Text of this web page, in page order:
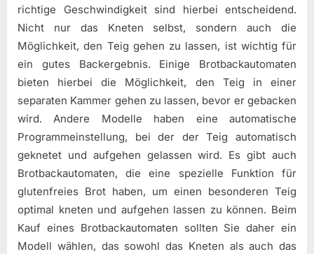
richtige Geschwindigkeit sind hierbei entscheidend.
Nicht nur das Kneten selbst, sondern auch die
Möglichkeit, den Teig gehen zu lassen, ist wichtig für
ein gutes Backergebnis. Einige Brotbackautomaten
bieten hierbei die Möglichkeit, den Teig in einer
separaten Kammer gehen zu lassen, bevor er gebacken
wird. Andere Modelle haben eine automatische
Programmeinstellung, bei der der Teig automatisch
geknetet und aufgehen gelassen wird. Es gibt auch
Brotbackautomaten, die eine spezielle Funktion für
glutenfreies Brot haben, um einen besonderen Teig
optimal kneten und aufgehen lassen zu können. Beim
Kauf eines Brotbackautomaten sollten Sie daher ein
Modell wählen, das sowohl das Kneten als auch das